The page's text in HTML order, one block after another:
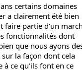
certains domaines
a clairement été bien
faire partie d’un
fonctionnalités dont
que nous ayons
la façon dont cela
à ce qu’ils font en ce